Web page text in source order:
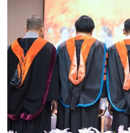
商業
科技
影片
名家榜
灼見活動